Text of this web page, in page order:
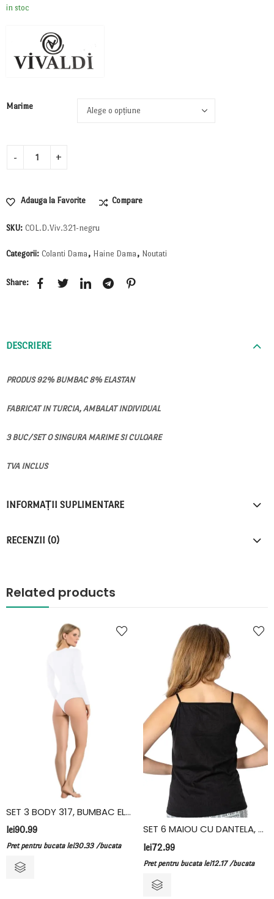
in stoc
Marime
Adauga la Favorite Compare
SKU: COL.D.Viv.321-negru
Categorii: Colanti Dama , Haine Dama , Noutati
Share:
DESCRIERE
PRODUS 92% BUMBAC 8% ELASTAN
FABRICAT IN TURCIA, AMBALAT INDIVIDUAL
3 BUC/SET O SINGURA MARIME SI CULOARE
TVA INCLUS
INFORMAȚII SUPLIMENTARE
RECENZII (0)
Related products
SET 3 BODY 317, BUMBAC ELASTAN, VIVALDI, ALB
lei90.99
Pret pentru bucata lei30.33 /bucata
SET 6 MAIOU CU DANTELA, BUMBAC, FIDAN, NEGRU
lei72.99
Pret pentru bucata lei12.17 /bucata